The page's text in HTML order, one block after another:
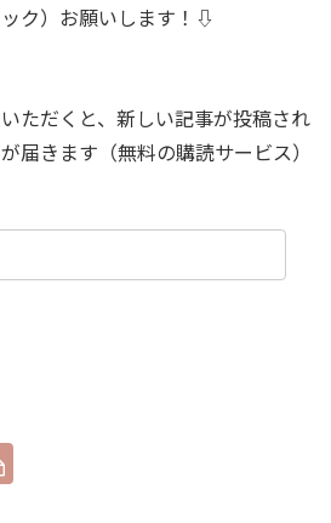
ク）お願いします！⇩
ただくと、新しい記事が投稿され
届きます（無料の購読サービス）